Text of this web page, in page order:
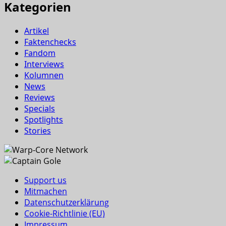
Kategorien
Artikel
Faktenchecks
Fandom
Interviews
Kolumnen
News
Reviews
Specials
Spotlights
Stories
Support us
Mitmachen
Datenschutzerklärung
Cookie-Richtlinie (EU)